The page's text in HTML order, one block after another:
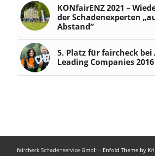
KONfairENZ 2021 –
der Schadenexperten
Abstand“
5. Platz für faircheck bei
Leading Companies 2016
faircheck Schadenservice GmbH - Enfold Theme by